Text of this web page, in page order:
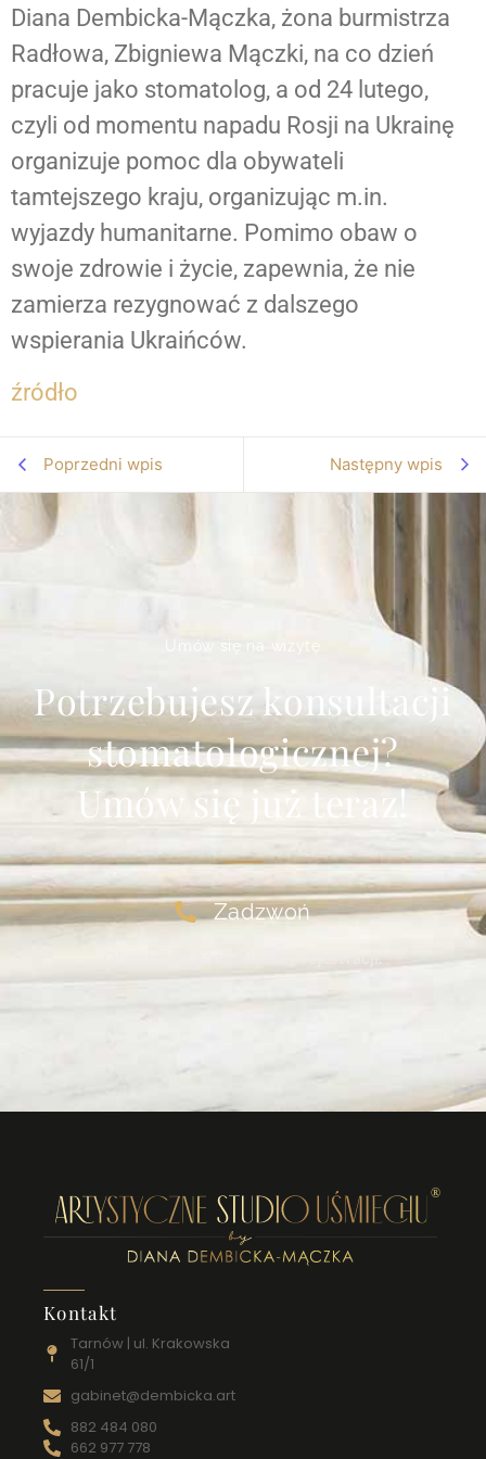
Diana Dembicka-Mączka, żona burmistrza
Radłowa, Zbigniewa Mączki, na co dzień
pracuje jako stomatolog, a od 24 lutego,
czyli od momentu napadu Rosji na Ukrainę
organizuje pomoc dla obywateli
tamtejszego kraju, organizując m.in.
wyjazdy humanitarne. Pomimo obaw o
swoje zdrowie i życie, zapewnia, że nie
zamierza rezygnować z dalszego
wspierania Ukraińców.
źródło
Poprzedni wpis Następny wpis
Umów się na wizytę
Potrzebujesz konsultacji
stomatologicznej?
Umów się już teraz!
Zadzwoń
Kontakt
Tarnów | ul. Krakowska
61/1
gabinet@dembicka.art
882 484 080
662 977 778
Kontakt
FAQ
Dental
Tourism